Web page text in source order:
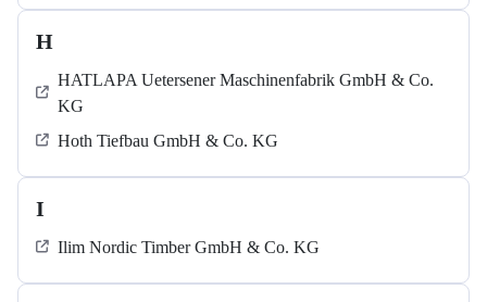
H
HATLAPA Uetersener Maschinenfabrik GmbH & Co.
KG
Hoth Tiefbau GmbH & Co. KG
I
Ilim Nordic Timber GmbH & Co. KG